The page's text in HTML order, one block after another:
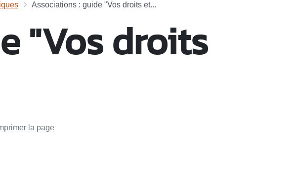
Associations : guide "Vos droits et...
"Vos droits
la page